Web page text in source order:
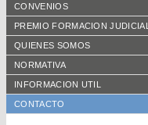
Requisitos
Formularios
Becarios año en curso
Histórico de becarios
CONVENIOS
De Cooperación
Aranceles Preferenciales
PREMIO FORMACION JUDICIAL
Reglamento vigente
Publicaciones
Otras Publicaciones
QUIENES SOMOS
Consejo Académico
Autoridades CFJ
Equipo de trabajo
NORMATIVA
Resoluciones CACFJ
Disposiciones SECFJ
INFORMACION UTIL
CONTACTO